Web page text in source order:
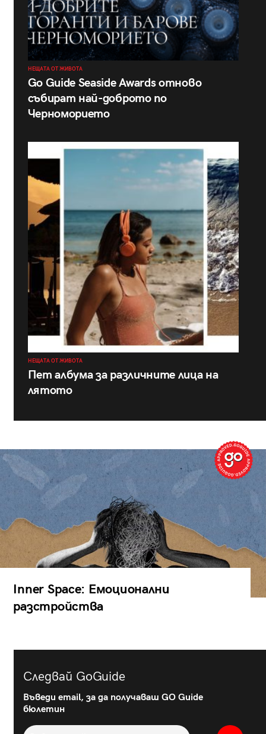
НЕЩАТА ОТ ЖИВОТА
Go Guide Seaside Awards отново
събират най-доброто по
Черноморието
НЕЩАТА ОТ ЖИВОТА
Пет албума за различните лица на
лятото
Inner Space: Емоционални
разстройства
Следвай GoGuide
Въведи email, за да получаваш GO Guide
бюлетин